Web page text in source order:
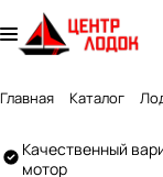
Главная Каталог
Created by GlyphGenius Studio
Качественный
мотор